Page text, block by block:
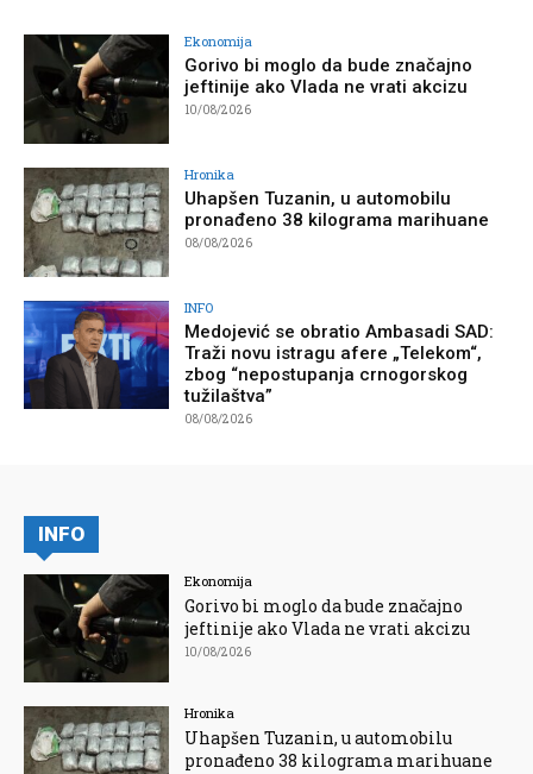
Ekonomija
Gorivo bi moglo da bude značajno
jeftinije ako Vlada ne vrati akcizu
10/08/2026
Hronika
Uhapšen Tuzanin, u automobilu
pronađeno 38 kilograma marihuane
08/08/2026
INFO
Medojević se obratio Ambasadi SAD:
Traži novu istragu afere „Telekom“,
zbog “nepostupanja crnogorskog
tužilaštva”
08/08/2026
INFO
Ekonomija
Gorivo bi moglo da bude značajno
jeftinije ako Vlada ne vrati akcizu
10/08/2026
Hronika
Uhapšen Tuzanin, u automobilu
pronađeno 38 kilograma marihuane